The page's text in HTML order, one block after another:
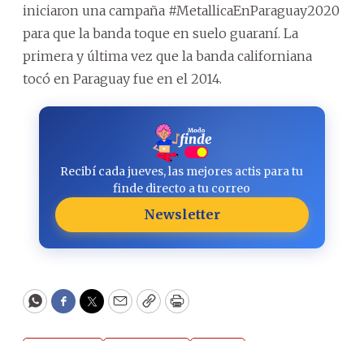
iniciaron una campaña #MetallicaEnParaguay2020
para que la banda toque en suelo guaraní. La
primera y última vez que la banda californiana
tocó en Paraguay fue en el 2014.
Recibí cada jueves, las mejores actis para tu
finde directo a tu correo
Newsletter
WhatsApp
Facebook
Twitter
EmailCopyPrint